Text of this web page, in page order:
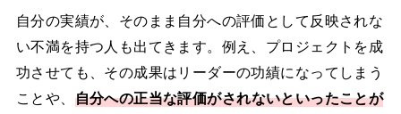
自分の実績が、そのまま自分への評価として反映されな
い不満を持つ人も出てきます。例え、プロジェクトを成
功させても、その成果はリーダーの功績になってしまう
ことや、 自分への正当な評価がされないといったことが